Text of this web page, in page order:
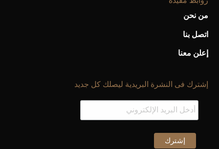
من نحن
اتصل بنا
إعلن معنا
إشترك فى النشرة البريدية ليصلك كل جديد